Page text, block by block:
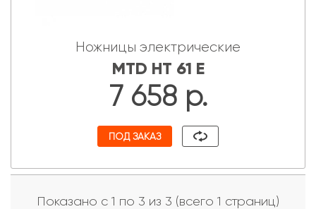
Ножницы электрические
MTD HT 61 E
7 658 р.
ПОД ЗАКАЗ
Показано с 1 по 3 из 3 (всего 1 страниц)